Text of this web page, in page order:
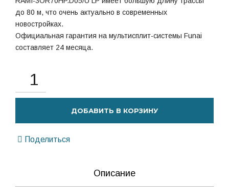
до 80 м, что очень актуально в современных
новостройках.
Официальная гарантия на мультисплит-системы Funai
составляет 24 месяца.
ДОБАВИТЬ В КОРЗИНУ
Поделиться
Описание